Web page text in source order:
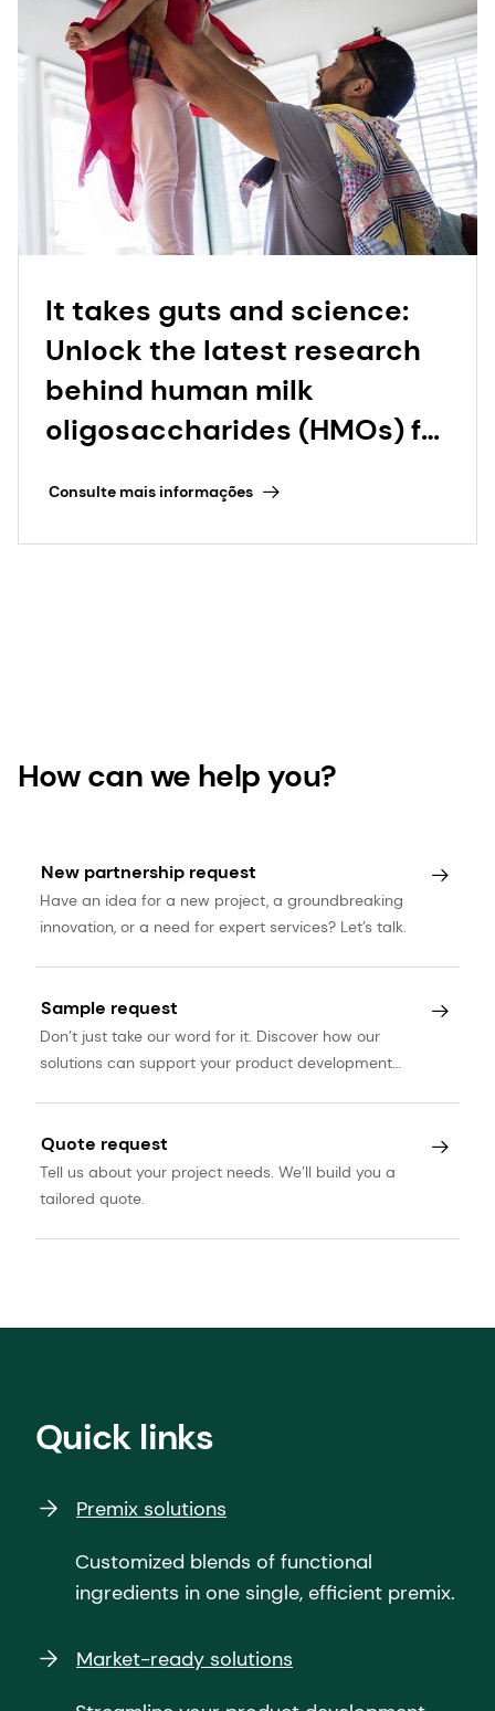
It takes guts and science:
Unlock the latest research
behind human milk
oligosaccharides (HMOs) for
Consulte mais informações
How can we help you?
New partnership request
Have an idea for a new project, a groundbreaking
innovation, or a need for expert services? Let’s talk.
Sample request
Don’t just take our word for it. Discover how our
solutions can support your product development
Quote request
Tell us about your project needs. We’ll build you a
tailored quote.
Quick links
Premix solutions
Customized blends of functional
ingredients in one single, efficient premix.
Market-ready solutions